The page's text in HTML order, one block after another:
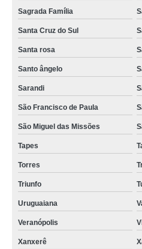
Sagrada Família
Santa Cruz do Sul
Santa rosa
Santo ângelo
Sarandi
São Francisco de Paula
São Miguel das Missões
Tapes
Torres
Triunfo
Uruguaiana
Veranópolis
Xanxerê